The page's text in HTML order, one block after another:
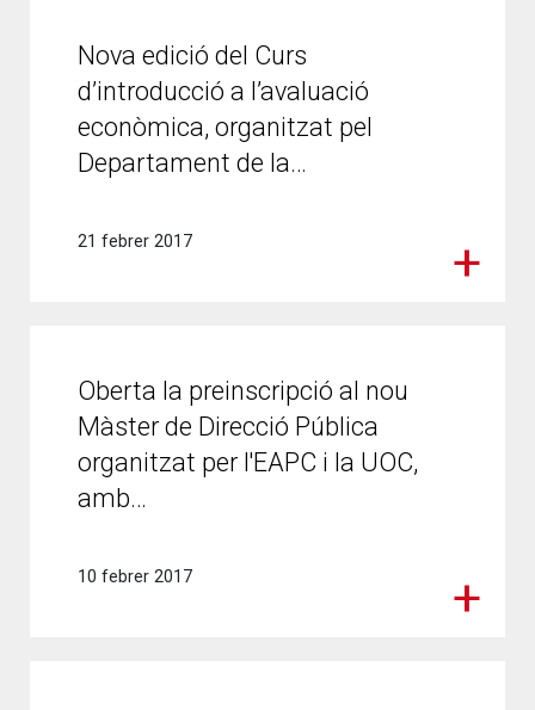
Nova edició del Curs
d’introducció a l’avaluació
econòmica, organitzat pel
Departament de la…
21 febrer 2017
Oberta la preinscripció al nou
Màster de Direcció Pública
organitzat per l'EAPC i la UOC,
amb…
10 febrer 2017